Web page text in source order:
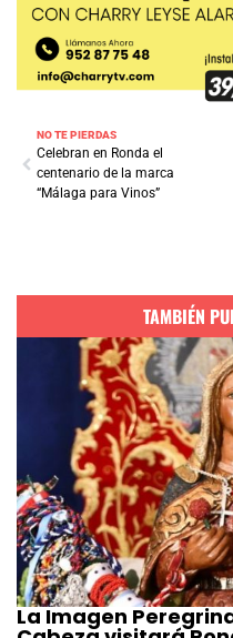
NO TE PIERDAS
Celebran en Ronda el
centenario de la marca
“Málaga para Vinos”
TAMBIÉN
La Imagen